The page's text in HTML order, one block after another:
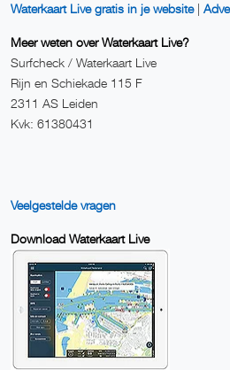
Waterkaart Live gratis in je website|
Meer weten over Waterkaart Live?
Surfcheck / Waterkaart Live
Rijn en Schiekade 115 F
2311 AS Leiden
Kvk: 61380431
Veelgestelde vragen
Download Waterkaart Live